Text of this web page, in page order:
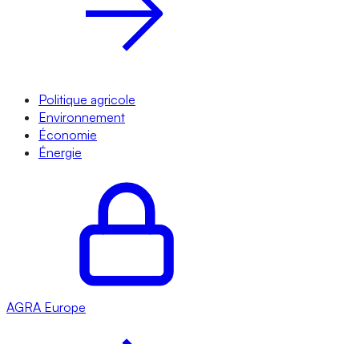
Politique agricole
Environnement
Économie
Énergie
AGRA Europe